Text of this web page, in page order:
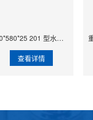
重庆冲孔不锈钢篦 350*580*25 201 型水篦 江北林园常用排水用 轻质优异
查看详情